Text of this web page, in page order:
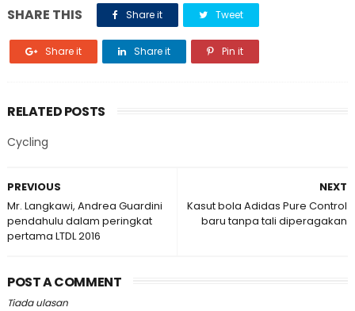
SHARE THIS Share it Tweet
Share it Share it Pin it
RELATED POSTS
Cycling
NEXT
Kasut bola Adidas Pure Control
baru tanpa tali diperagakan
PREVIOUS
Mr. Langkawi, Andrea Guardini
pendahulu dalam peringkat
pertama LTDL 2016
POST A COMMENT
Tiada ulasan